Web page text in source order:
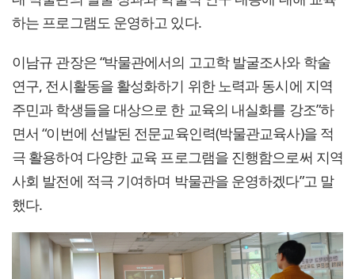
하는 프로그램도 운영하고 있다.
이남규 관장은 “박물관에서의 고고학 발굴조사와 학술
연구, 전시활동을 활성화하기 위한 노력과 동시에 지역
주민과 학생들을 대상으로 한 교육의 내실화를 강조”하
면서 “이번에 선발된 전문교육인력(박물관교육사)을 적
극 활용하여 다양한 교육 프로그램을 진행함으로써 지역
사회 발전에 적극 기여하며 박물관을 운영하겠다”고 말
했다.